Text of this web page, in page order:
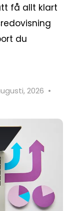
få allt klart
du
2026 •